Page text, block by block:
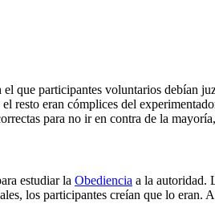
que participantes voluntarios debían
eran cómplices del
para no ir en contra de la
estudiar la Obediencia a la autoridad.
los participantes creían que lo eran.